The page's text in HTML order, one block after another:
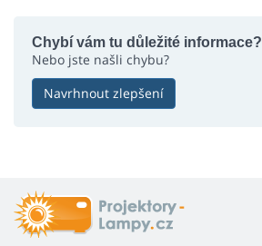
Chybí vám tu důležité informace?
Nebo jste našli chybu?
Navrhnout zlepšení